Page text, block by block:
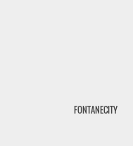
FONTANECITY